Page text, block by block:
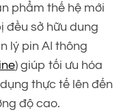
phẩm thế hệ mới
đều sở hữu dung
lý pin AI thông
) giúp tối ưu hóa
thực tế lên đến
độ cao.